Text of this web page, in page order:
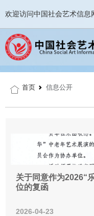
欢迎访问中国社会艺术信息
首页 信息公开
关于同意作为2026“
位的复函
2026-04-23